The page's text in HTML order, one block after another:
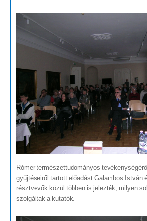
Rómer természettudományos
gyűjtéseiről tartott előadást Galambos István
résztvevők közül többen is jelezték, milyen
szolgáltak a kutatók.